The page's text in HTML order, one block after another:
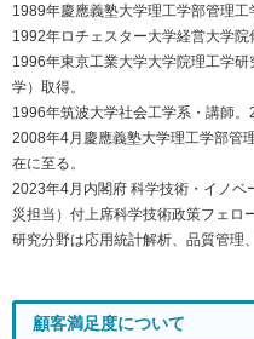
1989年慶應義塾大学理工学部管理工
1992年ロチェスター大学経営大学院
1996年東京工業大学大学院理工学
学）取得。
1996年筑波大学社会工学系・講師。
2008年4月慶應義塾大学理工学部管
在に至る。
2023年4月内閣府 科学技術・イノベ
災担当）付上席科学技術政策フェロ
研究分野は応用統計解析、品質管理
顧客満足度について